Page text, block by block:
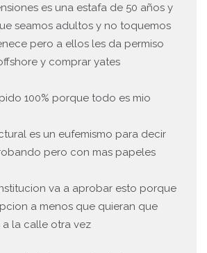
es una estafa de 50 años y
seamos adultos y no toquemos
pero a ellos les da permiso
y comprar yates
100% porque todo es mio
es un eufemismo para decir
pero con mas papeles
va a aprobar esto porque
a menos que quieran que
la calle otra vez